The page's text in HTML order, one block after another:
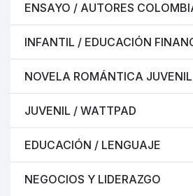
ENSAYO / AUTORES
INFANTIL / EDUCACIÓN
NOVELA ROMÁNTICA JUVENIL
JUVENIL / WATTPAD
EDUCACIÓN / LENGUAJE
NEGOCIOS Y LIDERAZGO